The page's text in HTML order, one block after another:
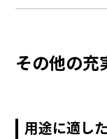
その他の充
用途に適し